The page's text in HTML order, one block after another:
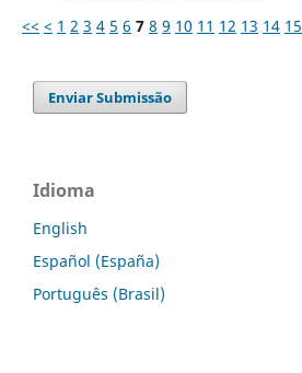
<< < 1 2 3 4 5 6 7 8 9 10 11 12 13 14 15
Enviar Submissão
Idioma
English
Español (España)
Português (Brasil)